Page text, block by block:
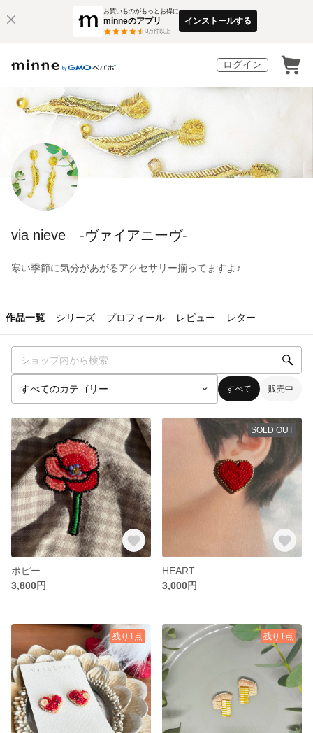
お買いものがもっとお得に
minneのアプリ
3万件以上
インストールする
ログイン
via nieve -ヴァイアニーヴ-
寒い季節に気分があがるアクセサリー揃ってますよ♪
作品一覧 シリーズ プロフィール レビュー レター
すべて 販売中
ポピー
3,800円
SOLD OUT
HEART
3,000円
残り1点 残り1点